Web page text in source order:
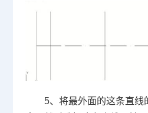
5、将最外面的这条直线